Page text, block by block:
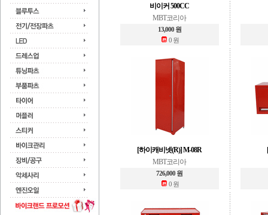
비이커 500CC
MBT코리아
13,000 원
0 원
[하이캐비넷(R)] M-08R
MBT코리아
726,000 원
0 원